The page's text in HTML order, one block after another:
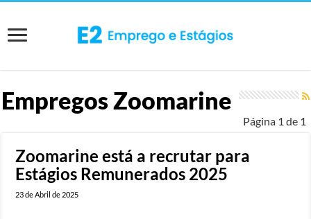
EmpregosZoomarine
Página 1 de 1
Zoomarine está a recrutar para
Estágios Remunerados 2025
23 de Abril de 2025